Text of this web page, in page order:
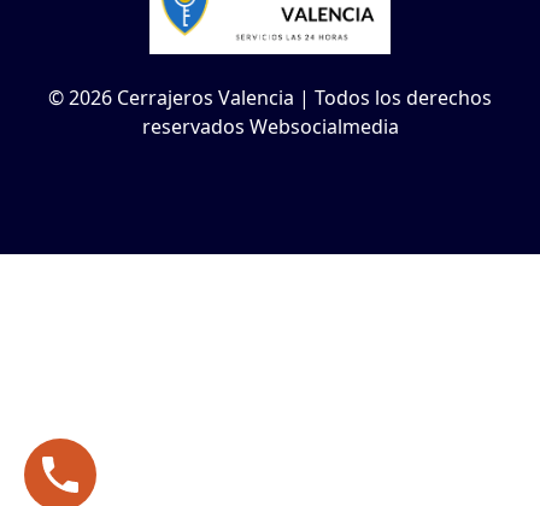
© 2026 Cerrajeros Valencia | Todos los derechos
reservados Websocialmedia